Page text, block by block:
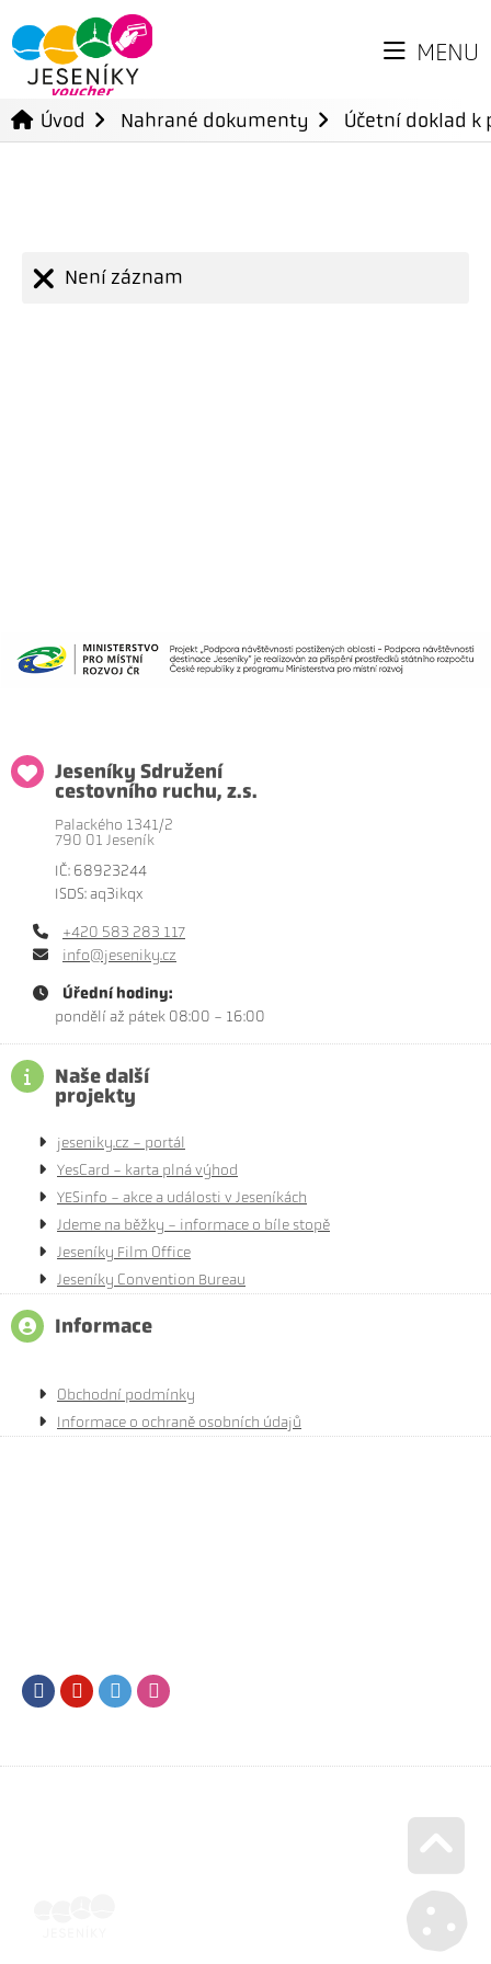
MENU
Úvod Nahrané dokumenty Účetní doklad
Není záznam
Jeseníky Sdružení
cestovního ruchu, z.s.
Palackého 1341/2
790 01 Jeseník
IČ: 68923244
ISDS: aq3ikqx
+420 583 283 117
info@jeseniky.cz
Úřední hodiny:
pondělí až pátek 08:00 - 16:00
Naše další
projekty
jeseniky.cz - portál
YesCard - karta plná výhod
YESinfo - akce a události v Jeseníkách
Jdeme na běžky - informace o bíle stopě
Jeseníky Film Office
Jeseníky Convention Bureau
Informace
Obchodní podmínky
Informace o ochraně osobních údajů
FacebookYoutubeTwitter
Go